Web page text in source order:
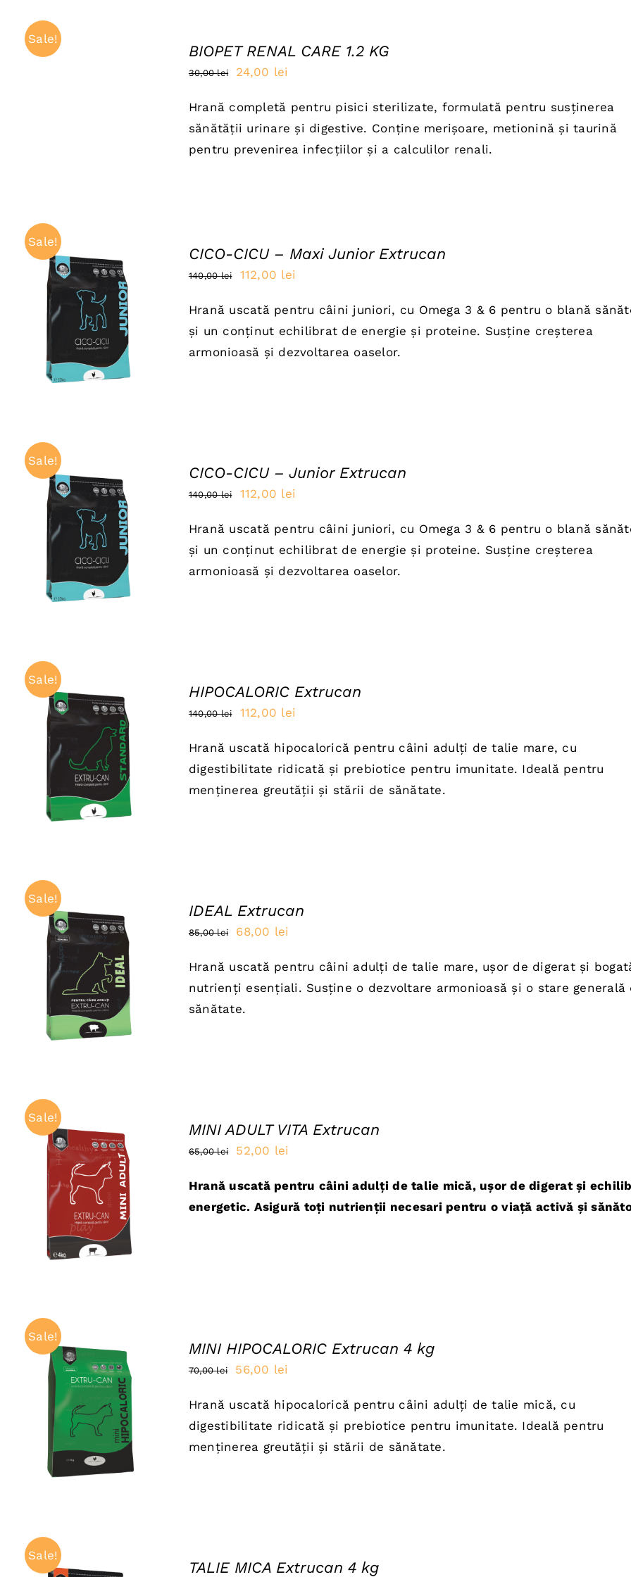
Sale!
ADAUGĂ
COȘ
BIOPET RENAL CARE 1.2 KG
30,00lei
Prețul
a
fost:
30,00 lei.
24,00 lei
este:
24,00 lei.
Hrană completă pentru pisici sterilizate, formulată pentru susținerea
sănătății urinare și digestive. Conține merișoare, metionină și taurină
pentru prevenirea infecțiilor și a calculilor renali.
Sale!
ADAUGĂ ÎN COȘ
/
QUICK VIEW
CICO-CICU – Maxi Junior Extrucan
140,00lei
Prețul
a
fost:
140,00 lei.
112,00 lei
este:
112,00 lei.
Hrană uscată pentru câini juniori, cu Omega 3 & 6 pentru o blană
și un conținut echilibrat de energie și proteine. Susține creșterea
armonioasă și dezvoltarea oaselor.
Sale!
ADAUGĂ ÎN COȘ
/
QUICK VIEW
CICO-CICU – Junior Extrucan
140,00lei
Prețul
a
fost:
140,00 lei.
112,00 lei
este:
112,00 lei.
Hrană uscată pentru câini juniori, cu Omega 3 & 6 pentru o blană
și un conținut echilibrat de energie și proteine. Susține creșterea
armonioasă și dezvoltarea oaselor.
Sale!
ADAUGĂ ÎN COȘ
/
QUICK VIEW
HIPOCALORIC Extrucan
140,00lei
Prețul
a
fost:
140,00 lei.
112,00 lei
este:
112,00 lei.
Hrană uscată hipocalorică pentru câini adulți de talie mare, cu
digestibilitate ridicată și prebiotice pentru imunitate. Ideală pentru
menținerea greutății și stării de sănătate.
Sale!
ADAUGĂ ÎN COȘ
/
QUICK VIEW
IDEAL Extrucan
85,00lei
Prețul
a
fost:
85,00 lei.
68,00 lei
este:
68,00 lei.
Hrană uscată pentru câini adulți de talie mare, ușor de digerat și
nutrienți esențiali. Susține o dezvoltare armonioasă și o stare generală
sănătate.
Sale!
ADAUGĂ ÎN COȘ
QUICK VIEW
MINI ADULT VITA Extrucan
65,00lei
Prețul
a
fost:
52,00 lei
este:
52,00 lei.
Hrană uscată pentru câini adulți de talie mică, ușor de digerat și
energetic. Asigură toți nutrienții necesari pentru o viață activă și
Sale!
ADAUGĂ ÎN COȘ
QUICK VIEW
MINI HIPOCALORIC Extrucan 4 kg
70,00lei
Prețul
a
fost:
70,00 lei.
56,00 lei
este:
56,00 lei.
Hrană uscată hipocalorică pentru câini adulți de talie mică, cu
digestibilitate ridicată și prebiotice pentru imunitate. Ideală pentru
menținerea greutății și stării de sănătate.
Sale!
TALIE MICA Extrucan 4 kg